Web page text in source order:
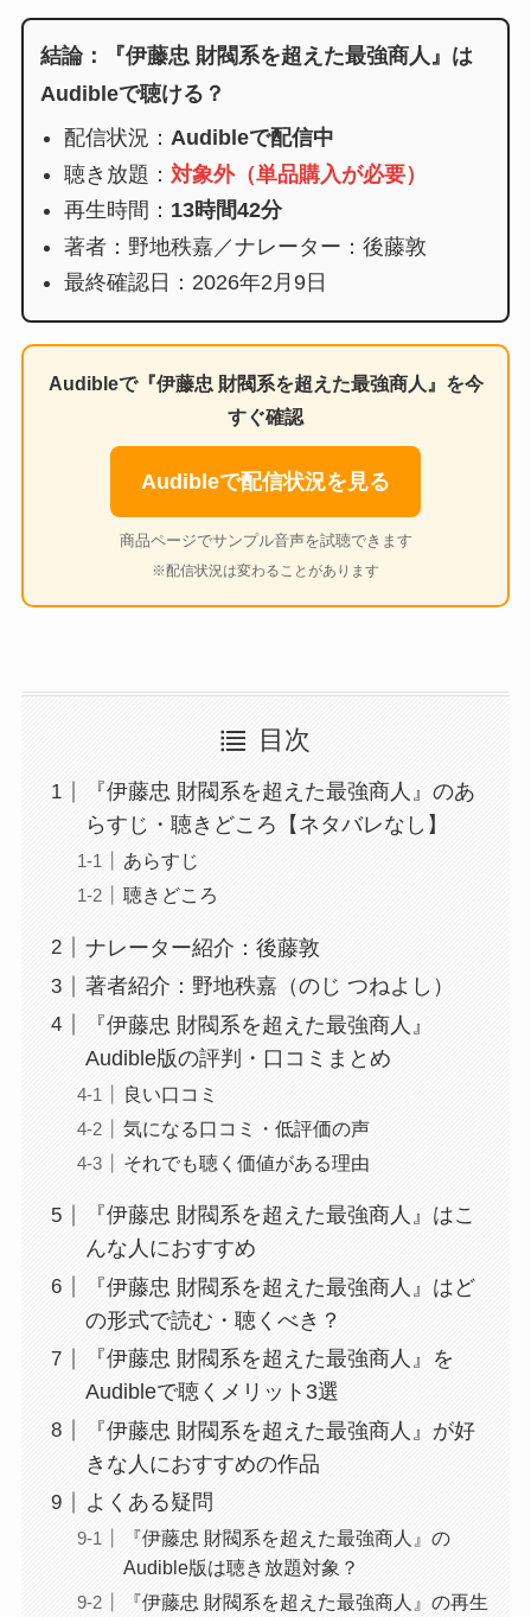
結論：『伊藤忠 財閥系を超えた最強商人』は
Audibleで聴ける？
配信状況： Audibleで配信中
聴き放題： 対象外（単品購入が必要）
再生時間： 13時間42分
著者：野地秩嘉／ナレーター：後藤敦
最終確認日：2026年2月9日
Audibleで『伊藤忠 財閥系を超えた最強商人』を今
すぐ確認
Audibleで配信状況を見る
商品ページでサンプル音声を試聴できます
※配信状況は変わることがあります
目次
『伊藤忠 財閥系を超えた最強商人』のあ
らすじ・聴きどころ【ネタバレなし】
あらすじ
聴きどころ
ナレーター紹介：後藤敦
著者紹介：野地秩嘉（のじ つねよし）
『伊藤忠 財閥系を超えた最強商人』
Audible版の評判・口コミまとめ
良い口コミ
気になる口コミ・低評価の声
それでも聴く価値がある理由
『伊藤忠 財閥系を超えた最強商人』はこ
んな人におすすめ
『伊藤忠 財閥系を超えた最強商人』はど
の形式で読む・聴くべき？
『伊藤忠 財閥系を超えた最強商人』を
Audibleで聴くメリット3選
『伊藤忠 財閥系を超えた最強商人』が好
きな人におすすめの作品
よくある疑問
『伊藤忠 財閥系を超えた最強商人』の
Audible版は聴き放題対象？
『伊藤忠 財閥系を超えた最強商人』の再生